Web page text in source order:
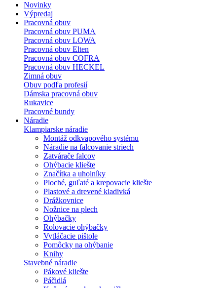
Novinky
Výpredaj
Pracovná obuv
Pracovná obuv PUMA
Pracovná obuv LOWA
Pracovná obuv Elten
Pracovná obuv COFRA
Pracovná obuv HECKEL
Zimná obuv
Obuv podľa profesií
Dámska pracovná obuv
Rukavice
Pracovné bundy
Náradie
Klampiarske náradie
Montáž odkvapového systému
Náradie na falcovanie striech
Zatvárače falcov
Ohýbacie kliešte
Značítka a uholníky
Ploché, guľaté a krepovacie kliešte
Plastové a drevené kladivká
Drážkovnice
Nožnice na plech
Ohýbačky
Rolovacie ohýbačky
Vytláčacie pištole
Pomôcky na ohýbanie
Knihy
Stavebné náradie
Pákové kliešte
Páčidlá